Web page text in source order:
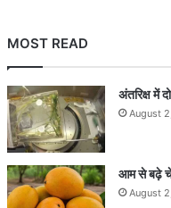
MOST READ
अंतरिक्ष में
August
आम से बढ़े
August